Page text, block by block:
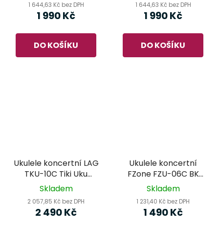
1 644,63 Kč bez DPH
1 990 Kč
DO KOŠÍKU
1 644,63 Kč bez DPH
1 990 Kč
DO KOŠÍKU
Ukulele koncertní LAG
TKU-10C Tiki Uku
Natural
Skladem
2 057,85 Kč bez DPH
2 490 Kč
Ukulele koncertní
FZone FZU-06C BK
(černá)
Skladem
1 231,40 Kč bez DPH
1 490 Kč